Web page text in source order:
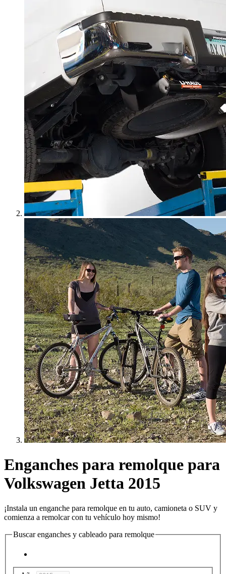
Enganches para remolque para
Volkswagen Jetta 2015
¡Instala un enganche para remolque en tu auto, camioneta o SUV y
comienza a remolcar con tu vehículo hoy mismo!
Buscar enganches y cableado para remolque